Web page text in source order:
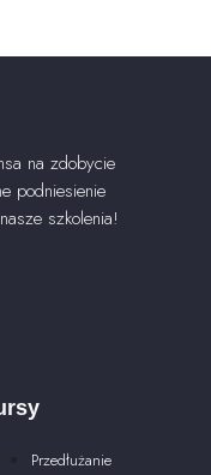
na zdobycie
podniesienie
szkolenia!
Przedłużanie